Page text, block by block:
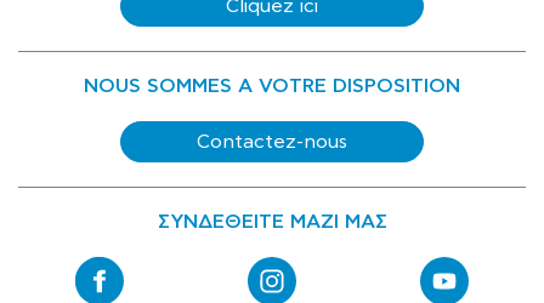
Cliquez ici
NOUS SOMMES A VOTRE DISPOSITION
Contactez-nous
ΣΥΝΔΕΘΕΙΤΕ ΜΑΖΙ ΜΑΣ